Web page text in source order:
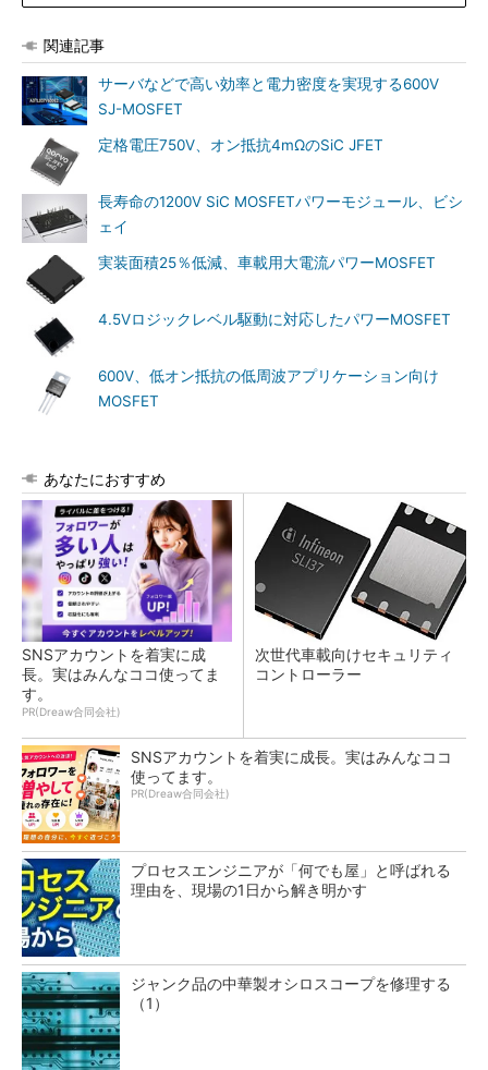
関連記事
サーバなどで高い効率と電力密度を実現する600V
SJ-MOSFET
定格電圧750V、オン抵抗4mΩのSiC JFET
長寿命の1200V SiC MOSFETパワーモジュール、ビシ
ェイ
実装面積25％低減、車載用大電流パワーMOSFET
4.5Vロジックレベル駆動に対応したパワーMOSFET
600V、低オン抵抗の低周波アプリケーション向け
MOSFET
あなたにおすすめ
SNSアカウントを着実に成
長。実はみんなココ使ってま
す。
PR(Dreaw合同会社)
次世代車載向けセキュリティ
コントローラー
SNSアカウントを着実に成長。実はみんなココ
使ってます。
PR(Dreaw合同会社)
プロセスエンジニアが「何でも屋」と呼ばれる
理由を、現場の1日から解き明かす
ジャンク品の中華製オシロスコープを修理する
（1）